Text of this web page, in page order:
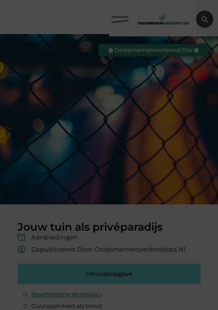
Jouw tuin als privéparadijs
Aanbiedingen
Gepubliceerd Door Ondernemersverbondoss.nl
Inhoudsopgave
Bescherming en privacy
Duurzaamheid als trend
◉ Ondernemersverbond Oss ◉